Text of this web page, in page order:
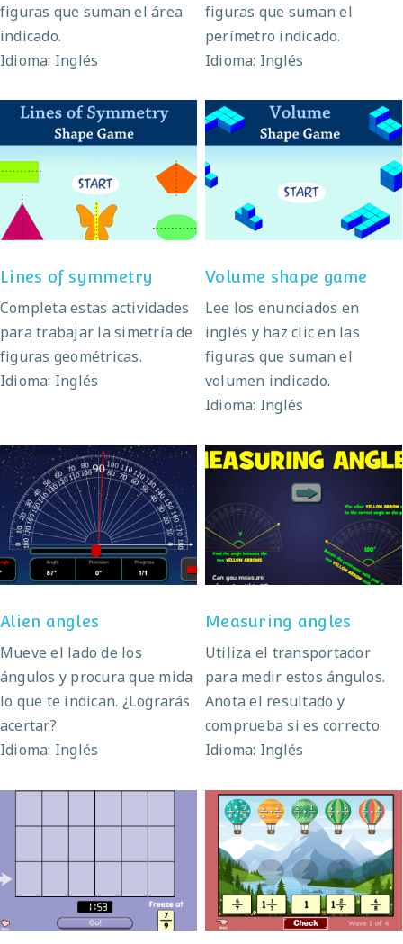
figuras que suman el área
indicado.
Idioma: Inglés
figuras que suman el
perímetro indicado.
Idioma: Inglés
Lines of symmetry
Lines of symmetry
Completa estas actividades
para trabajar la simetría de
figuras geométricas.
Idioma: Inglés
Volume shape game
Lee los enunciados en
inglés y haz clic en las
figuras que suman el
volumen indicado.
Idioma: Inglés
Alien angles
Alien angles
Mueve el lado de los
ángulos y procura que mida
lo que te indican. ¿Lograrás
acertar?
Idioma: Inglés
Measuring angles
Measuring angles
Utiliza el transportador
para medir estos ángulos.
Anota el resultado y
comprueba si es correcto.
Idioma: Inglés
Congela fracciones Suma fracciones